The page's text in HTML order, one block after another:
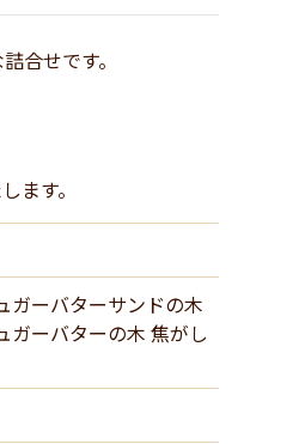
合せです。
ます。
ーバターサンドの木
ーバターの木 焦がし